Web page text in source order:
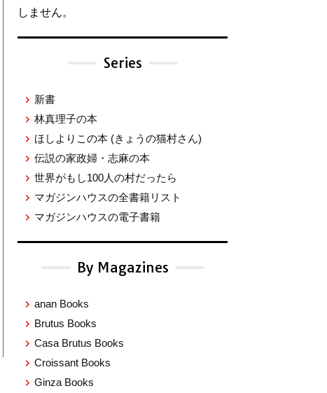
しません。
Series
新書
林真理子の本
ほしよりこの本 (きょうの猫村さん)
伝説の家政婦・志麻の本
世界がもし100人の村だったら
マガジンハウスの全書籍リスト
マガジンハウスの電子書籍
By Magazines
anan Books
Brutus Books
Casa Brutus Books
Croissant Books
Ginza Books